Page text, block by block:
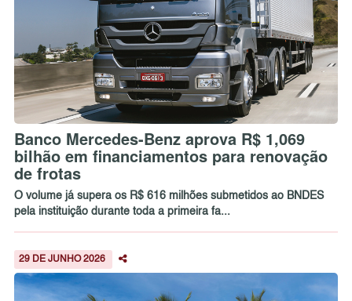
Banco Mercedes-Benz aprova R$ 1,069
bilhão em financiamentos para renovação
de frotas
O volume já supera os R$ 616 milhões submetidos ao BNDES
pela instituição durante toda a primeira fa...
29 DE JUNHO 2026